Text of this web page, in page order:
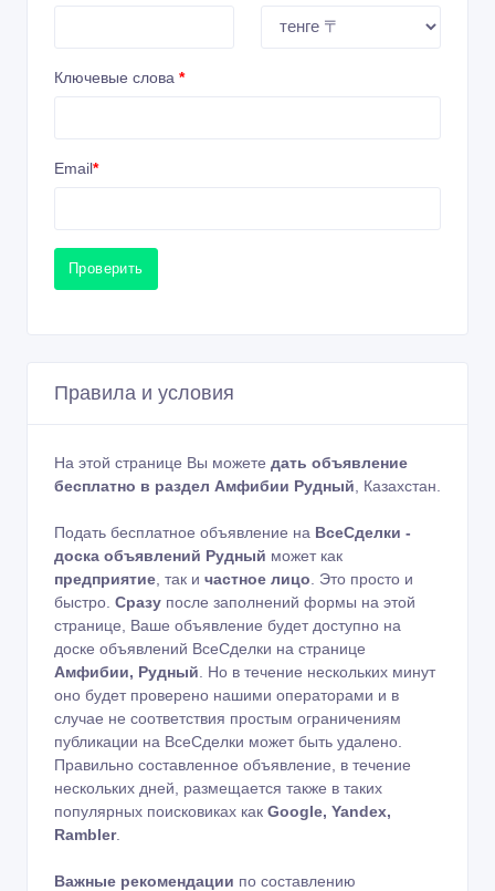
Ключевые слова *
Email*
Проверить
Правила и условия
На этой странице Вы можете дать объявление
бесплатно в раздел Амфибии Рудный , Казахстан.
Подать бесплатное объявление на ВсеСделки -
доска объявлений Рудный может как
предприятие , так и частное лицо . Это просто и
быстро. Сразу после заполнений формы на этой
странице, Ваше объявление будет доступно на
доске объявлений ВсеСделки на странице
Амфибии, Рудный . Но в течение нескольких минут
оно будет проверено нашими операторами и в
случае не соответствия простым ограничениям
публикации на ВсеСделки может быть удалено.
Правильно составленное объявление, в течение
нескольких дней, размещается также в таких
популярных поисковиках как Google, Yandex,
Rambler.
Важные рекомендации по составлению